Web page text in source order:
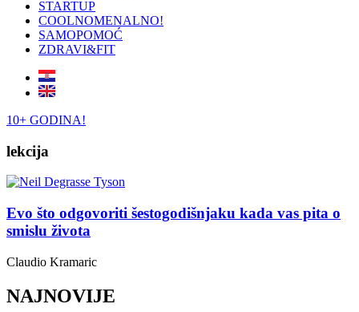
STARTUP
COOLNOMENALNO!
SAMOPOMOĆ
ZDRAVI&FIT
10+ GODINA!
lekcija
Evo što odgovoriti šestogodišnjaku kada vas pita o
smislu života
Claudio Kramaric
NAJNOVIJE